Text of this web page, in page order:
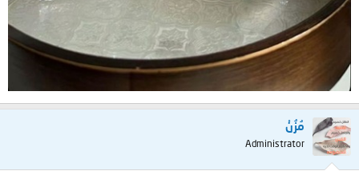
مُزُنْ
Administrator